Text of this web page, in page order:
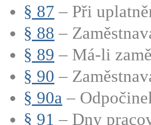
§ 87 – Při
§ 88 –
§ 89 – Má-li
§ 90 –
§ 90a –
§ 91 – Dny